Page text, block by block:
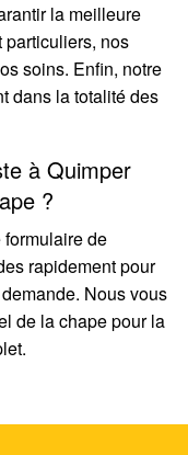
la meilleure
nos
soins. Enfin, notre
dans la totalité des
à Quimper
?
de
rapidement pour
Nous vous
de la chape pour la